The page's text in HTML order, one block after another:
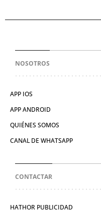
NOSOTROS
APP IOS
APP ANDROID
QUIÉNES SOMOS
CANAL DE WHATSAPP
CONTACTAR
HATHOR PUBLICIDAD